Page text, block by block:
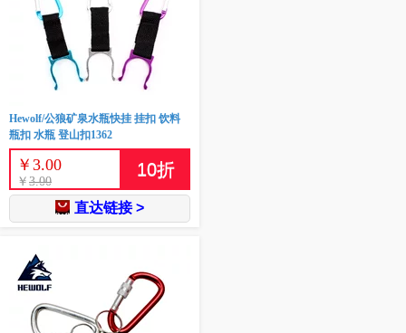
Hewolf/公狼矿泉水瓶快挂 挂扣 饮料
瓶扣 水瓶 登山扣1362
￥ 3.00
￥ 3.00
10折
直达链接 >